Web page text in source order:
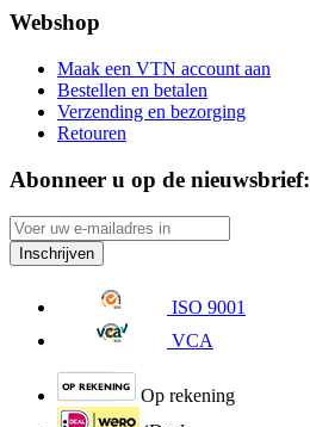
Webshop
Maak een VTN account aan
Bestellen en betalen
Verzending en bezorging
Retouren
Abonneer u op de nieuwsbrief:
Inschrijven
ISO 9001
VCA
Op rekening